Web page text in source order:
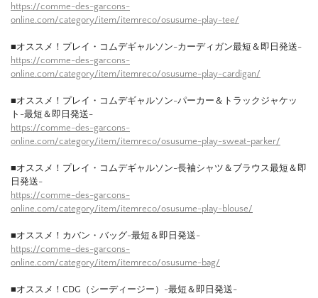
https://comme-des-garcons-
online.com/category/item/itemreco/osusume-play-tee/
■オススメ！プレイ・コムデギャルソン-カーディガン最短＆即日発送-
https://comme-des-garcons-
online.com/category/item/itemreco/osusume-play-cardigan/
■オススメ！プレイ・コムデギャルソン-パーカー＆トラックジャケッ
ト-最短＆即日発送-
https://comme-des-garcons-
online.com/category/item/itemreco/osusume-play-sweat-parker/
■オススメ！プレイ・コムデギャルソン-長袖シャツ＆ブラウス最短＆即
日発送-
https://comme-des-garcons-
online.com/category/item/itemreco/osusume-play-blouse/
■オススメ！カバン・バッグ-最短＆即日発送-
https://comme-des-garcons-
online.com/category/item/itemreco/osusume-bag/
■オススメ！CDG（シーディージー）-最短＆即日発送-